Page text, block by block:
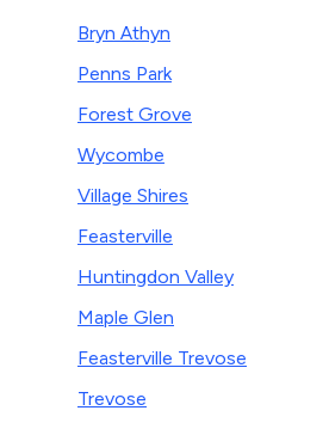
Bryn Athyn
Penns Park
Forest Grove
Wycombe
Village Shires
Feasterville
Huntingdon Valley
Maple Glen
Feasterville Trevose
Trevose